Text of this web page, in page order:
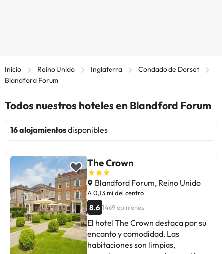
Inicio Reino Unido Inglaterra
Condado de Dorset
Blandford Forum
Todos nuestros hoteles en Blandford Forum
16 alojamientosdisponibles
The Crown
Blandford Forum, Reino Unido
A 0,13 mi del centro
8.6 1469 opiniones
El hotel The Crown destaca por su
encanto y comodidad. Las
habitaciones son limpias,